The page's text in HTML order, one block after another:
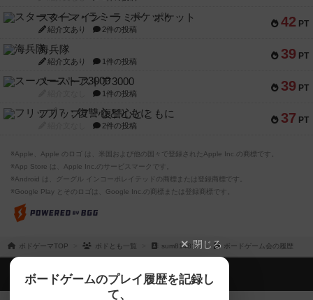
42 PT
スターマイン・ラミー ポケット
紹介文あり 2件の投稿
39 PT
海兵隊
紹介文あり 1件の投稿
39 PT
スーパーストア3000
1件の投稿
37 PT
フリップ７：復讐心とともに
2件の投稿
※Apple、Apple のロゴ は、米国および他の国々で登録されたApple Inc.の商標です。
※App Store は、Apple Inc.のサービスマークです。
※Android は、グーグル インコーポレイテッドの商標または登録商標です。
※Google Play とそのロゴは、Google Inc.の商標または登録商標です。
ボドゲーマTOP ボドとも一覧 sum814814 ボードゲーム会の履歴
閉じる
ボードゲームのプレイ履歴を記録し
て、
ボドゲーマTOP